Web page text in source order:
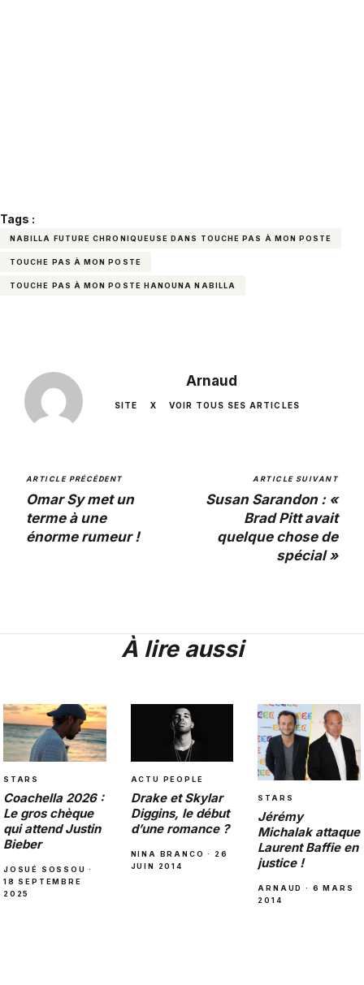
Tags :
NABILLA FUTURE CHRONIQUEUSE DANS TOUCHE PAS À MON POSTE
TOUCHE PAS À MON POSTE
TOUCHE PAS À MON POSTE HANOUNA NABILLA
Arnaud
SITE X VOIR TOUS SES ARTICLES
ARTICLE PRÉCÉDENT
Omar Sy met un
terme à une
énorme rumeur !
ARTICLE SUIVANT
Susan Sarandon : «
Brad Pitt avait
quelque chose de
spécial »
À lire aussi
STARS
Coachella 2026 :
Le gros chèque
qui attend Justin
Bieber
JOSUÉ SOSSOU ·
18 SEPTEMBRE
2025
ACTU PEOPLE
Drake et Skylar
Diggins, le début
d’une romance ?
NINA BRANCO · 26
JUIN 2014
STARS
Jérémy
Michalak attaque
Laurent Baffie en
justice !
ARNAUD · 6 MARS
2014